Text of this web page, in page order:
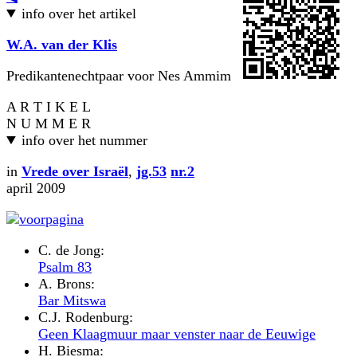
info over het artikel
W.A. van der Klis
Predikantenechtpaar voor Nes Ammim
A R T I K E L
N U M M E R
info over het nummer
in Vrede over Israël, jg.53 nr.2
april 2009
C. de Jong:
Psalm 83
A. Brons:
Bar Mitswa
C.J. Rodenburg:
Geen Klaagmuur maar venster naar de Eeuwige
H. Biesma: